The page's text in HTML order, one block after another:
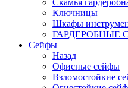
Скамья
Ключницы
Шкафы
ГАРДЕРОБНЫЕ
Сейфы
Назад
Офисные сейфы
Взломостойкие